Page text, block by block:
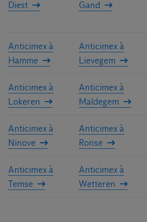
Diest
Gand
Anticimex à
Hamme
Anticimex à
Lievegem
Anticimex à
Lokeren
Anticimex à
Maldegem
Anticimex à
Ninove
Anticimex à
Ronse
Anticimex à
Temse
Anticimex à
Wetteren